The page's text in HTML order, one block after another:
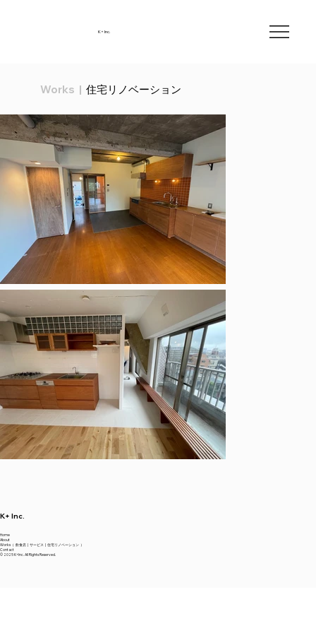
K+ Inc.
Works | 住宅リノベーション
K+ Inc.
Home
About
Works（ 飲食店 サービス 住宅リノベーション ）
Contact
© 2025 K+Inc. All Rights Reserved.